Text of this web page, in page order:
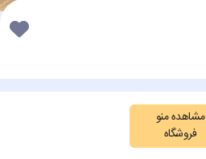
مشاهده منو
فروشگاه